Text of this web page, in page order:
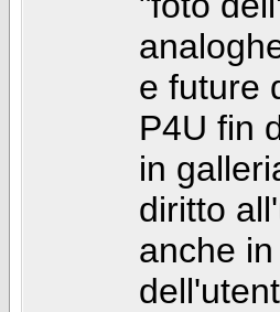
e future
P4U fin
in
diritto
anche